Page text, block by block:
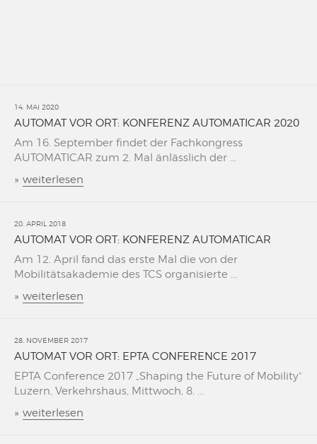
14. MAI 2020
AUTOMAT VOR ORT: KONFERENZ AUTOMATICAR 2020
Am 16. September findet der Fachkongress
AUTOMATICAR zum 2. Mal änlässlich der ...
» weiterlesen
20. APRIL 2018
AUTOMAT VOR ORT: KONFERENZ AUTOMATICAR
Am 12. April fand das erste Mal die von der
Mobilitätsakademie des TCS organisierte ...
» weiterlesen
28. NOVEMBER 2017
AUTOMAT VOR ORT: EPTA CONFERENCE 2017
EPTA Conference 2017 „Shaping the Future of Mobility“
Luzern, Verkehrshaus, Mittwoch, 8. ...
» weiterlesen